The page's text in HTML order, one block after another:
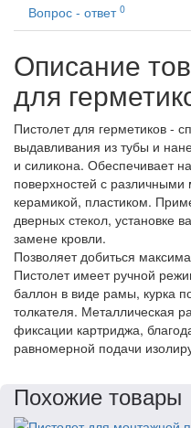
Вопрос - ответ 0
Описание
для
Пистолет для герметиков -
выдавливания из тубы и
и силикона. Обеспечивает
поверхностей с
керамикой, пластиком.
дверных стекол, установке
замене кровли.
Позволяет добиться
Пистолет имеет ручной
баллон в виде рамы, курка
толкателя. Металлическая
фиксации картриджа,
равномерной подачи
Похожие товары